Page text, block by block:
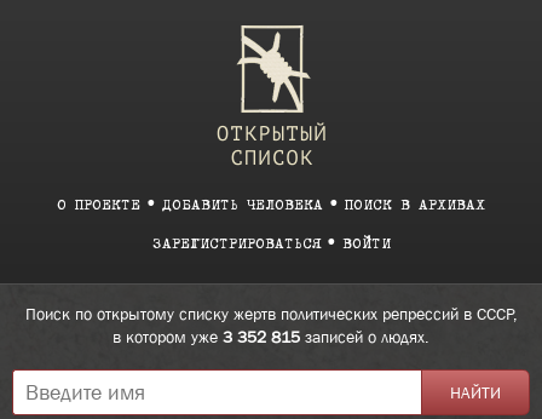
О ПРОЕКТЕ ДОБАВИТЬ ЧЕЛОВЕКА ПОИСК В АРХИВАХ
ЗАРЕГИСТРИРОВАТЬСЯ ВОЙТИ
Поиск по открытому списку жертв политических репрессий в СССР,
в котором уже 3 352 815 записей о людях.